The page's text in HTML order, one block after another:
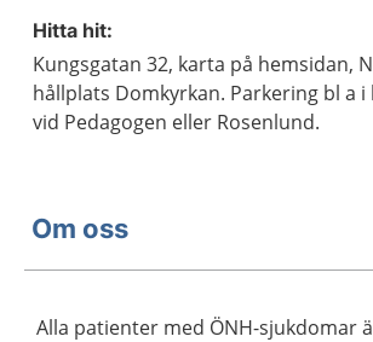
Hitta hit:
Kungsgatan 32, karta på hemsidan,
hållplats Domkyrkan. Parkering bl a i
vid Pedagogen eller Rosenlund.
Om oss
Alla patienter med ÖNH-sjukdomar